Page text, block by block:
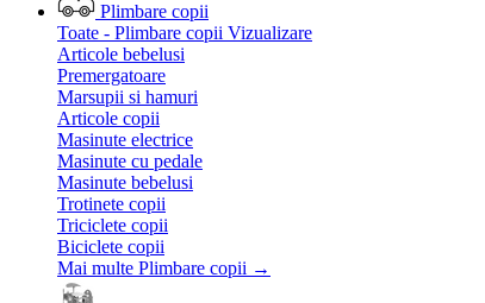
Plimbare copii
Toate - Plimbare copii Vizualizare
Articole bebelusi
Premergatoare
Marsupii si hamuri
Articole copii
Masinute electrice
Masinute cu pedale
Masinute bebelusi
Trotinete copii
Triciclete copii
Biciclete copii
Mai multe Plimbare copii →